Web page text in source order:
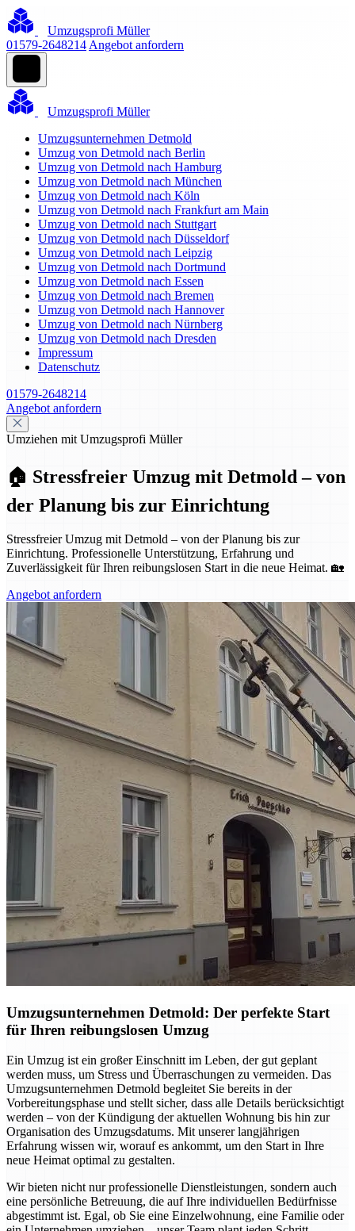
Umzugsprofi Müller
01579-2648214 Angebot anfordern
Umzugsprofi Müller
Umzugsunternehmen Detmold
Umzug von Detmold nach Berlin
Umzug von Detmold nach Hamburg
Umzug von Detmold nach München
Umzug von Detmold nach Köln
Umzug von Detmold nach Frankfurt am Main
Umzug von Detmold nach Stuttgart
Umzug von Detmold nach Düsseldorf
Umzug von Detmold nach Leipzig
Umzug von Detmold nach Dortmund
Umzug von Detmold nach Essen
Umzug von Detmold nach Bremen
Umzug von Detmold nach Hannover
Umzug von Detmold nach Nürnberg
Umzug von Detmold nach Dresden
Impressum
Datenschutz
01579-2648214
Angebot anfordern
Umziehen mit Umzugsprofi Müller
🏠 Stressfreier Umzug mit Detmold – von
der Planung bis zur Einrichtung
Stressfreier Umzug mit Detmold – von der Planung bis zur
Einrichtung. Professionelle Unterstützung, Erfahrung und
Zuverlässigkeit für Ihren reibungslosen Start in die neue Heimat. 🏡
Angebot anfordern
Umzugsunternehmen Detmold: Der perfekte Start
für Ihren reibungslosen Umzug
Ein Umzug ist ein großer Einschnitt im Leben, der gut geplant
werden muss, um Stress und Überraschungen zu vermeiden. Das
Umzugsunternehmen Detmold begleitet Sie bereits in der
Vorbereitungsphase und stellt sicher, dass alle Details berücksichtigt
werden – von der Kündigung der aktuellen Wohnung bis hin zur
Organisation des Umzugsdatums. Mit unserer langjährigen
Erfahrung wissen wir, worauf es ankommt, um den Start in Ihre
neue Heimat optimal zu gestalten.
Wir bieten nicht nur professionelle Dienstleistungen, sondern auch
eine persönliche Betreuung, die auf Ihre individuellen Bedürfnisse
abgestimmt ist. Egal, ob Sie eine Einzelwohnung, eine Familie oder